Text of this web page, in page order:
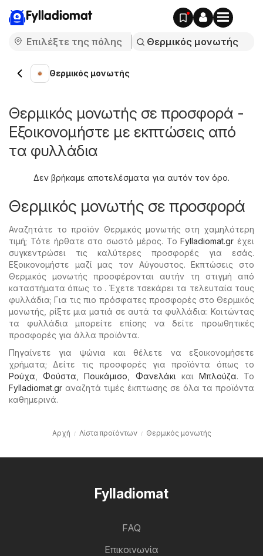
Fylladiomat
Θερμικός μονωτής
Θερμικός μονωτής σε προσφορά -
Εξοικονομήστε με εκπτώσεις από
τα φυλλάδια
Δεν βρήκαμε αποτελέσματα για αυτόν τον όρο.
Θερμικός μονωτής σε προσφορά
Αναζητάτε το προϊόν Θερμικός μονωτής στη χαμηλότερη
τιμή; Τότε ήρθατε στο σωστό μέρος. ΤοFylladiomat.gr έχει
συγκεντρώσει τις καλύτερες προσφορές για εσάς.
Εξοικονομήστε μαζί μας τον Αύγουστος. Εκπτώσεις στο
Θερμικός μονωτής προσφέρονται αυτήν τη στιγμή από
καταστήματα όπως το . Έχετε τσεκάρει τα τελευταία τους
φυλλάδια; Για τις πιο πρόσφατες προσφορές στο Θερμικός
μονωτής, ρίξτε μια ματιά σε αυτά τα φυλλάδια: Κοιτώντας
τα φυλλάδια μπορείτε επίσης να δείτε προωθητικές
προσφορές για άλλα προϊόντα.
Πηγαίνετε για ψώνια και θέλετε να εξοικονομήσετε
χρήματα; Δείτε τις προσφορές για προϊόντα όπως το
Ρούχα ,Φούστα ,Πουκάμισο Φανελάκι και Μπλούζα. Το
Fylladiomat.gr αναζητά τιμές έκπτωσης σε όλα τα προϊόντα
καθημερινά.
Αρχή Λίστα προϊόντων Θερμικός μονωτής
Fylladiomat
FAQ
Επικοινωνία